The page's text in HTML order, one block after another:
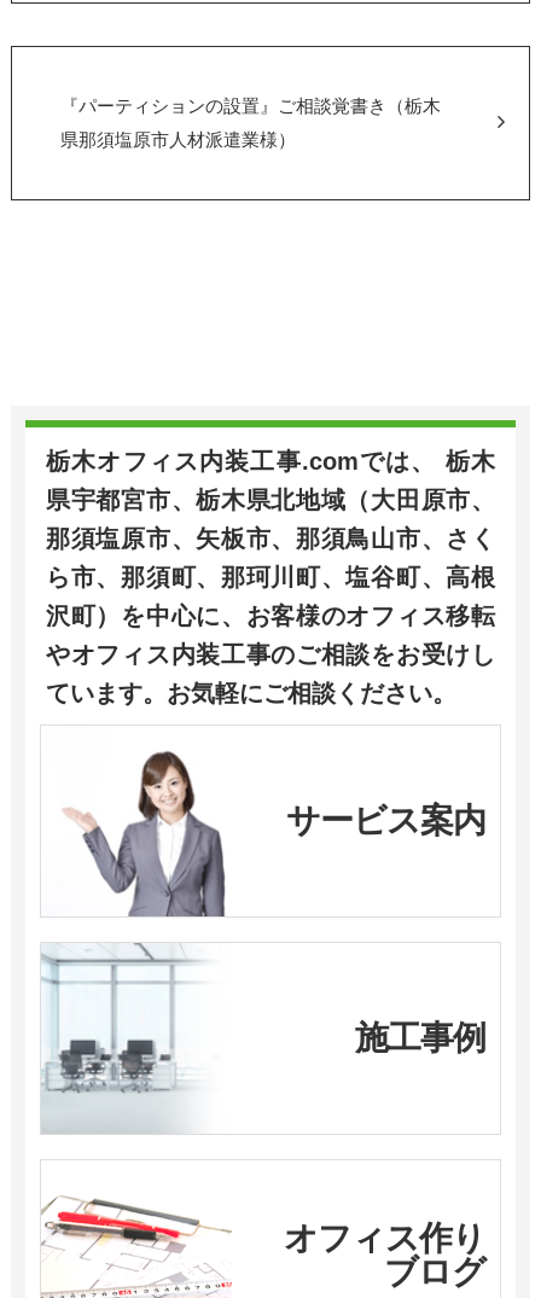
『パーティションの設置』ご相談覚書き（栃木
県那須塩原市人材派遣業様）
栃木オフィス内装工事.comでは、 栃木
県宇都宮市、栃木県北地域（大田原市、
那須塩原市、矢板市、那須鳥山市、さく
ら市、那須町、那珂川町、塩谷町、高根
沢町）を中心に、お客様のオフィス移転
やオフィス内装工事のご相談をお受けし
ています。お気軽にご相談ください。
サービス案内
施工事例
オフィス作り
ブログ